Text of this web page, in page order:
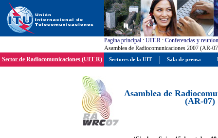
Pagína principal : UIT-R : Conferencias y
Asamblea de Radiocomunicaciones 2007 (AR-
Sector de Radiocomunicaciones (UIT-R)
Asamblea de
(AR-07)
Sectores de la UIT Sala de prensa